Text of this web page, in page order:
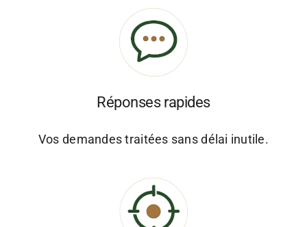
Réponses rapides
Vos demandes traitées sans délai inutile.